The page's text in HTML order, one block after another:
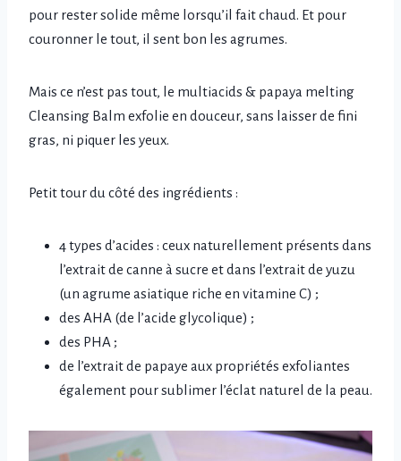
pour rester solide même lorsqu’il fait chaud. Et pour
couronner le tout, il sent bon les agrumes.
Mais ce n’est pas tout, le multiacids & papaya melting
Cleansing Balm exfolie en douceur, sans laisser de fini
gras, ni piquer les yeux.
Petit tour du côté des ingrédients :
4 types d’acides : ceux naturellement présents dans
l’extrait de canne à sucre et dans l’extrait de yuzu
(un agrume asiatique riche en vitamine C) ;
des AHA (de l’acide glycolique) ;
des PHA ;
de l’extrait de papaye aux propriétés exfoliantes
également pour sublimer l’éclat naturel de la peau.